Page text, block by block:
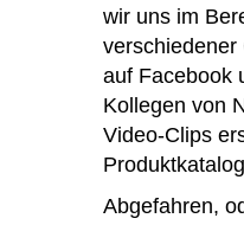
wir uns im
verschiedener
auf Facebook
Kollegen von
Video-Clips
Abgefahren,